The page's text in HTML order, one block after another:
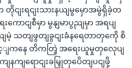
တိုငျးရငျးသားနယျမွမှောအမွဲရှိခဲ့တ
ာငျစီမှာ မွနျမာပွညျမှာ အရပျ
သတျဖွတျခွငျးခံနရေတာတှကေို စိ
ကနေ တိကတြဲ့ အရေးယူမှုတှလေုပျ
ျနကျရောငျးခမြှုတှပေိတျပငျဖို့